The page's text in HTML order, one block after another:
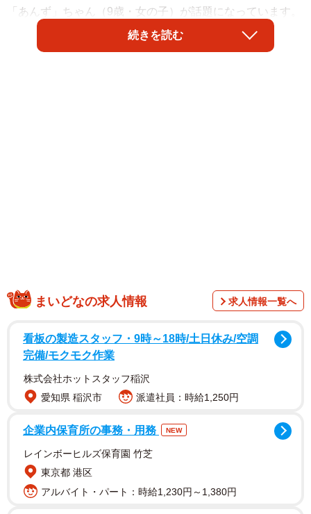
「あんず」ちゃん（9歳・女の子）が話題になっています。
「こんにちは」と、あんずちゃんが足を止めたのはーー、
続きを読む
まいどなの求人情報 求人情報一覧へ
看板の製造スタッフ・9時～18時/土日休み/空調
完備/モクモク作業
株式会社ホットスタッフ稲沢
愛知県 稲沢市
派遣社員：時給1,250円
企業内保育所の事務・用務 NEW
レインボーヒルズ保育園 竹芝
東京都 港区
アルバイト・パート：時給1,230円～1,380円